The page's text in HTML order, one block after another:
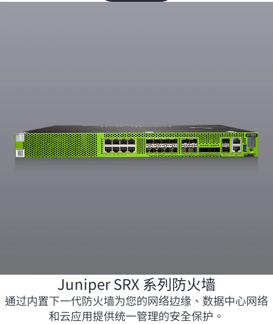
Juniper SRX 系列防火墙
通过内置下一代防火墙为您的网络边缘、数据中心网络
和云应用提供统一管理的安全保护。